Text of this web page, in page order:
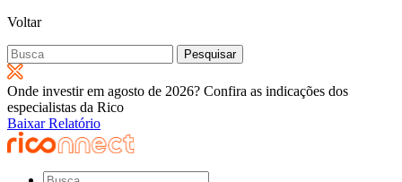
Voltar
Pesquisar
por:
Onde investir em agosto de 2026? Confira as indicações dos
especialistas da Rico
Baixar Relatório